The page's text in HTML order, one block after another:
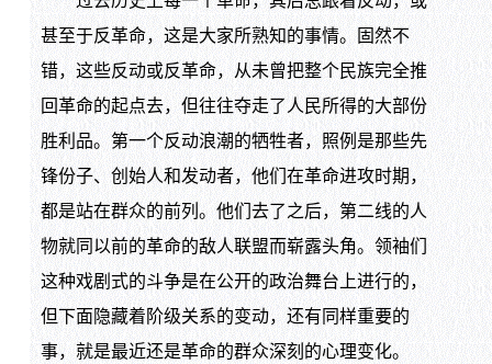
甚至于反革命，这是大家所熟知的事情。固然不
错，这些反动或反革命，从未曾把整个民族完全推
回革命的起点去，但往往夺走了人民所得的大部份
胜利品。第一个反动浪潮的牺牲者，照例是那些先
锋份子、创始人和发动者，他们在革命进攻时期，
都是站在群众的前列。他们去了之后，第二线的人
物就同以前的革命的敌人联盟而崭露头角。领袖们
这种戏剧式的斗争是在公开的政治舞台上进行的，
但下面隐藏着阶级关系的变动，还有同样重要的
事，就是最近还是革命的群众深刻的心理变化。